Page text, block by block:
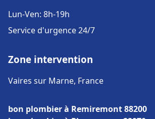
Lun-Ven: 8h-19h
Service d'urgence 24/7
Zone intervention
Vaires sur Marne, France
bon plombier à Remiremont 88200